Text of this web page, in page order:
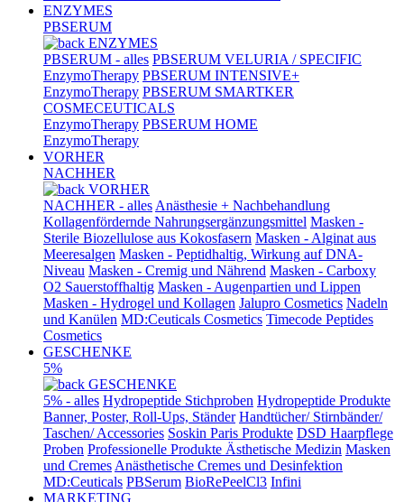
ENZYMES
PBSERUM
ENZYMES
PBSERUM - alles PBSERUM VELURIA / SPECIFIC
EnzymoTherapy PBSERUM INTENSIVE+
EnzymoTherapy PBSERUM SMARTKER
COSMECEUTICALS
EnzymoTherapy PBSERUM HOME
EnzymoTherapy
VORHER
NACHHER
VORHER
NACHHER - alles Anästhesie + Nachbehandlung
Kollagenfördernde Nahrungsergänzungsmittel Masken -
Sterile Biozellulose aus Kokosfasern Masken - Alginat aus
Meeresalgen Masken - Peptidhaltig, Wirkung auf DNA-
Niveau Masken - Cremig und Nährend Masken - Carboxy
O2 Sauerstoffhaltig Masken - Augenpartien und Lippen
Masken - Hydrogel und Kollagen Jalupro Cosmetics Nadeln
und Kanülen MD:Ceuticals Cosmetics Timecode Peptides
Cosmetics
GESCHENKE
5%
GESCHENKE
5% - alles Hydropeptide Stichproben Hydropeptide Produkte
Banner, Poster, Roll-Ups, Ständer Handtücher/ Stirnbänder/
Taschen/ Accessories Soskin Paris Produkte DSD Haarpflege
Proben Professionelle Produkte Ästhetische Medizin Masken
und Cremes Anästhetische Cremes und Desinfektion
MD:Ceuticals PBSerum BioRePeelCl3 Infini
MARKETING